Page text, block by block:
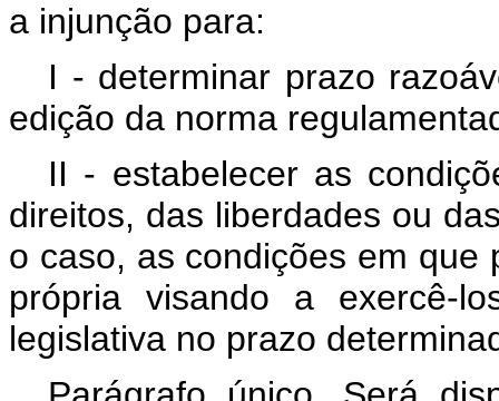
a injunção para:
I - determinar prazo
edição da norma
II - estabelecer as
direitos, das liberdades ou
o caso, as condições em que
própria visando a exercê-
legislativa no prazo